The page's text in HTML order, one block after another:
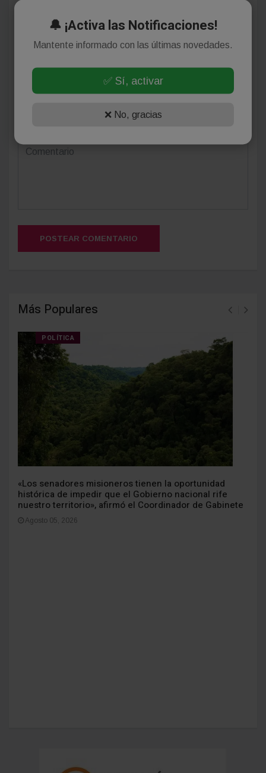
Deja tu comentario
(Su email no será publicado)
POSTEAR COMENTARIO
Más Populares
POLÍTICA
«Los senadores misioneros tienen la oportunidad
histórica de impedir que el Gobierno nacional rife
nuestro territorio», afirmó el Coordinador de Gabinete
Agosto 05, 2026
🔔 ¡Activa las Notificaciones!
Mantente informado con las últimas novedades.
✅ Sí, activar
❌ No, gracias